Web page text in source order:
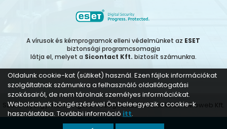
Oldalunk cookie-kat (sütiket) használ. Ezen fájlok információkat
szolgáltatnak számunkra a felhasználó oldallátogatási
szokásairól, de nem tárolnak személyes információkat.
Weboldalunk böngészésével Ön beleegyezik a cookie-k
használatába. További információ itt.
A vírusok és kémprogramok elleni védelmünket az ESET
biztonsági programcsomagja
látja el, melyet a Sicontact Kft. biztosít számunkra.
Szent-Györgyi Albert Agóra - Szeged | 2026 Készítette:Introweb Kft.